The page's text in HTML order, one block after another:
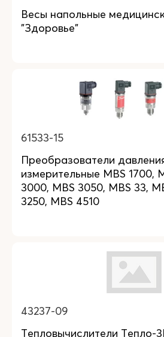
Весы напольные
"Здоровье"
61533-15
Преобразователи
измерительные MBS 1700,
3000, MBS 3050, MBS 33,
3250, MBS 4510
43237-09
Тепловычислители Тепло-